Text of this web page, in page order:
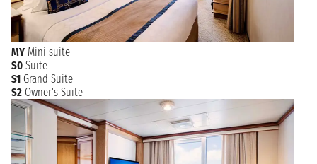
MY Mini suite
S0 Suite
S1 Grand Suite
S2 Owner's Suite